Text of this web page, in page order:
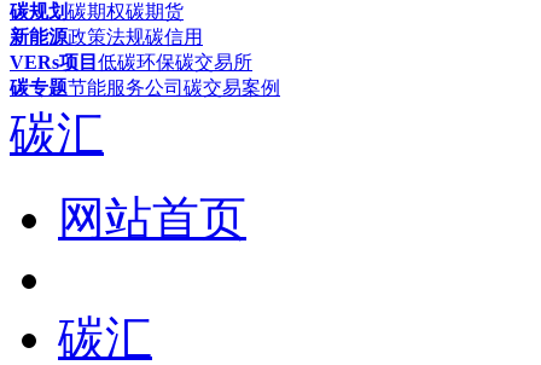
碳规划碳期权碳期货
新能源政策法规碳信用
VERs项目 低碳环保碳交易所
碳专题节能服务公司 碳交易案例
碳汇
网站首页
碳汇